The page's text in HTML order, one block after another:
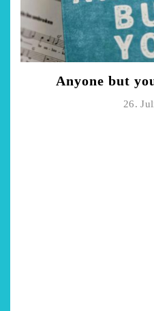
Anyone but
26.